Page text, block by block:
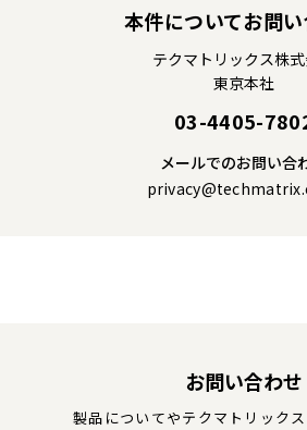
本件についてお問
テクマトリックス株
東京本社
03-4405-
メールでのお問い合
お問い合わせ
製品についてやテクマトリックス